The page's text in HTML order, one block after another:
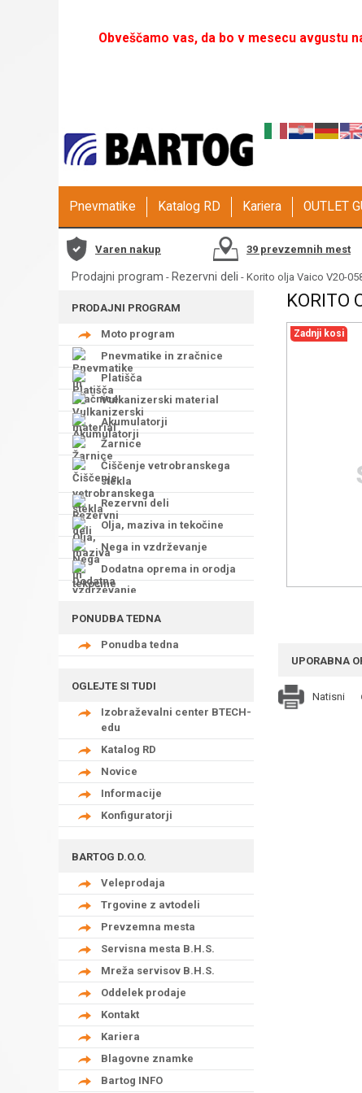
Obveščamo vas, da bo v mesecu avgustu
Pnevmatike Katalog RD Kariera OUTLET
Varen nakup 39 prevzemnih mest
Prodajni program - Rezervni deli - Korito olja Vaico V20-
PRODAJNI PROGRAM
Moto program
Pnevmatike in zračnice
Platišča
Vulkanizerski material
Akumulatorji
Žarnice
Čiščenje vetrobranskega
stekla
Rezervni deli
Olja, maziva in tekočine
Nega in vzdrževanje
Dodatna oprema in orodja
PONUDBA TEDNA
Ponudba tedna
OGLEJTE SI TUDI
Izobraževalni center BTECH-
edu
Katalog RD
Novice
Informacije
Konfiguratorji
BARTOG D.O.O.
Veleprodaja
Trgovine z avtodeli
Prevzemna mesta
Servisna mesta B.H.S.
Mreža servisov B.H.S.
Oddelek prodaje
Kontakt
Kariera
Blagovne znamke
Bartog INFO
KORITO
Zadnji kosi
UPORABNA
Natisni